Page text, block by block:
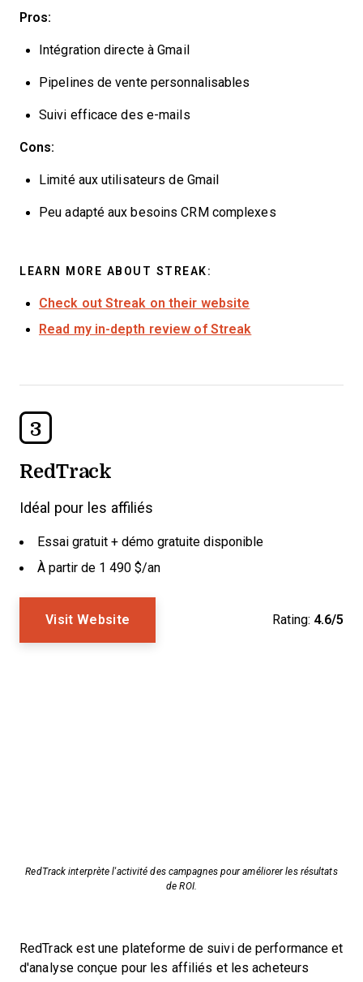
Pros:
Intégration directe à Gmail
Pipelines de vente personnalisables
Suivi efficace des e-mails
Cons:
Limité aux utilisateurs de Gmail
Peu adapté aux besoins CRM complexes
LEARN MORE ABOUT STREAK:
Check out Streak on their website
Read my in-depth review of Streak
3
RedTrack
Idéal pour les affiliés
Essai gratuit + démo gratuite disponible
À partir de 1 490 $/an
Visit Website Rating: 4.6/5
RedTrack interprète l'activité des campagnes pour améliorer les résultats
de ROI.
RedTrack est une plateforme de suivi de performance et
d'analyse conçue pour les affiliés et les acheteurs